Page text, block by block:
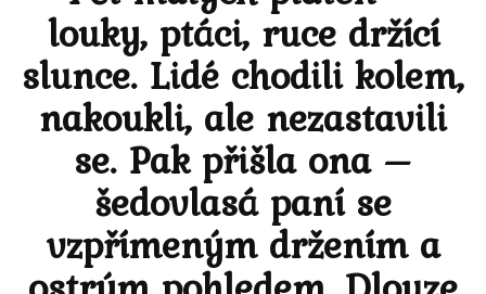
louky, ptáci, ruce držící
slunce. Lidé chodili kolem,
nakoukli, ale nezastavili
se. Pak přišla ona –
šedovlasá paní se
vzpřímeným držením a